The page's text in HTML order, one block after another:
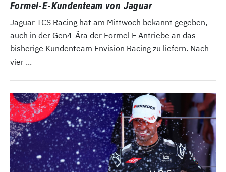
Formel-E-Kundenteam von Jaguar
Jaguar TCS Racing hat am Mittwoch bekannt gegeben,
auch in der Gen4-Ära der Formel E Antriebe an das
bisherige Kundenteam Envision Racing zu liefern. Nach
vier ...